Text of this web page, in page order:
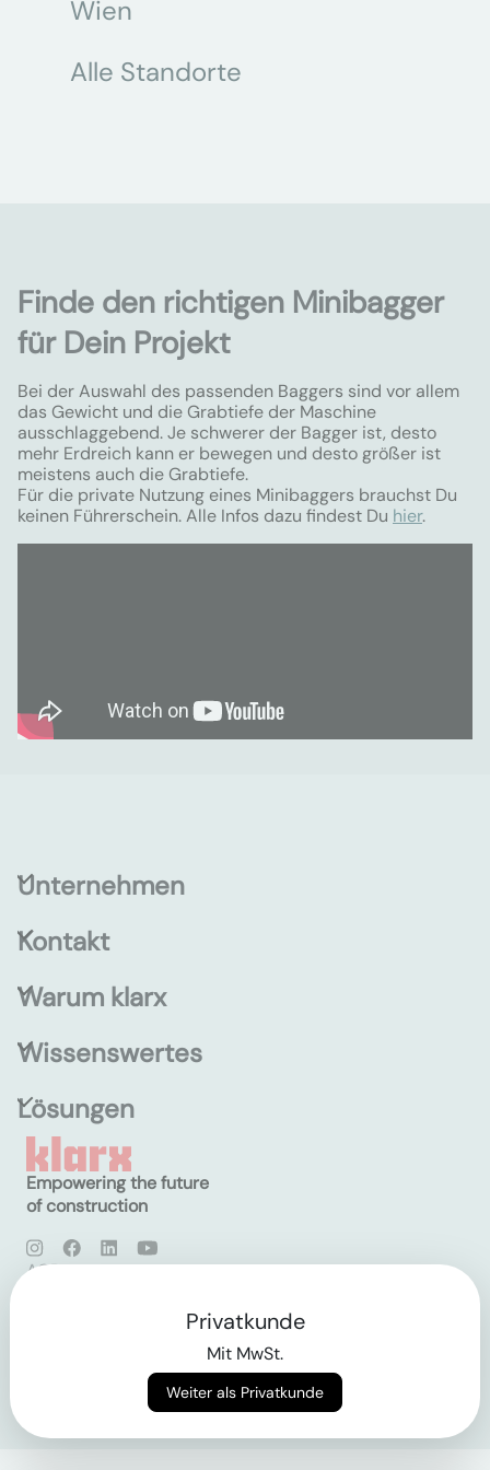
Wien
Alle Standorte
Finde den richtigen Minibagger
für Dein Projekt
Bei der Auswahl des passenden Baggers sind vor allem
das Gewicht und die Grabtiefe der Maschine
ausschlaggebend. Je schwerer der Bagger ist, desto
mehr Erdreich kann er bewegen und desto größer ist
meistens auch die Grabtiefe.
Für die private Nutzung eines Minibaggers brauchst Du
keinen Führerschein. Alle Infos dazu findest Du hier.
Unternehmen
Kontakt
Warum klarx
Wissenswertes
Lösungen
Empowering the future
of construction
AGB
Privatkunde
Mit MwSt.
Weiter als Privatkunde